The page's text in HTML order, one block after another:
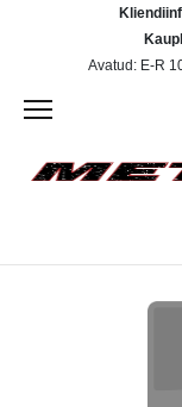
Avatud: E-R